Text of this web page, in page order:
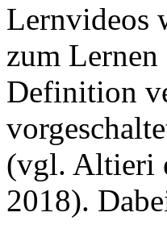
Lernvideos
zum
Definition
(vgl. Altieri
2018).